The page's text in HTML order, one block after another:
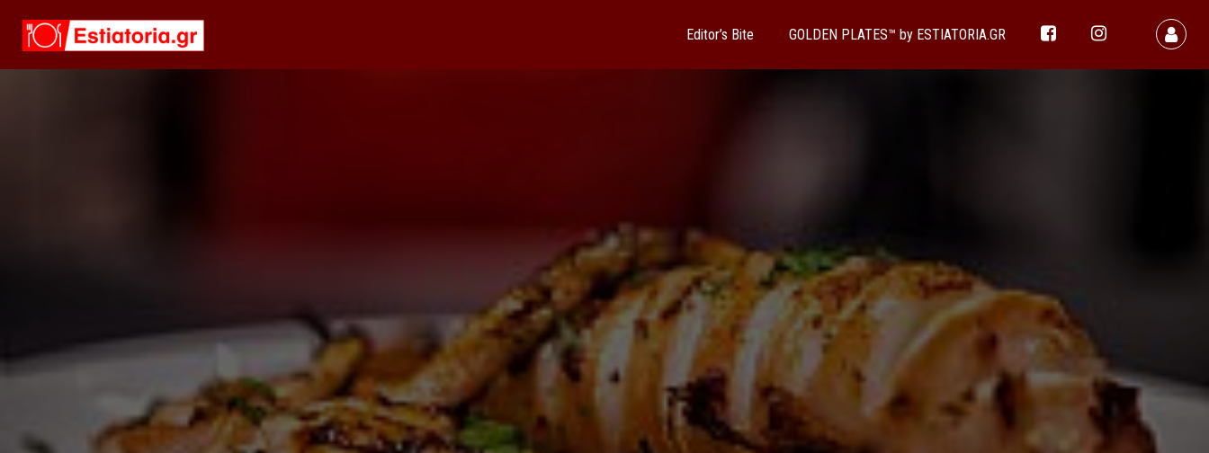
Editor’s Bite GOLDEN PLATES™ by ESTIATORIA.GR